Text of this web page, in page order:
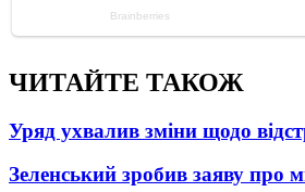
ЧИТАЙТЕ ТАКОЖ
Уряд ухвалив зміни щодо
Зеленський зробив заяву про